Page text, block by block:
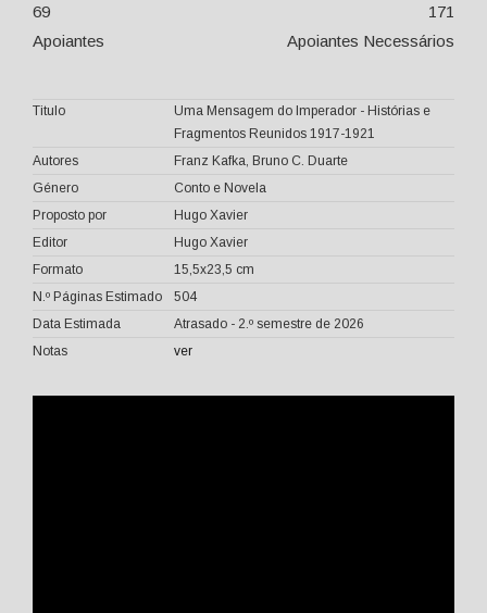
69
Apoiantes
171
Apoiantes Necessários
Titulo
Uma Mensagem do Imperador - Histórias e
Fragmentos Reunidos 1917-1921
Autores
Franz Kafka, Bruno C. Duarte
Género
Conto e Novela
Proposto por
Hugo Xavier
Editor
Hugo Xavier
Formato
15,5x23,5 cm
N.º Páginas Estimado
504
Data Estimada
Atrasado - 2.º semestre de 2026
Notas
ver